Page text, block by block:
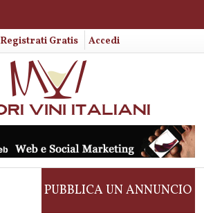
Registrati Gratis Accedi
PUBBLICA UN ANNUNCIO